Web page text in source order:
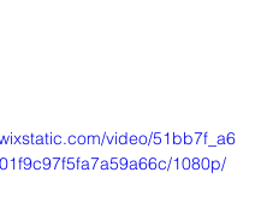
video/51bb7f_a6
1080p/